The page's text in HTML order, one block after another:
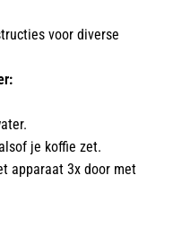
voor diverse
je koffie zet.
apparaat 3x door met